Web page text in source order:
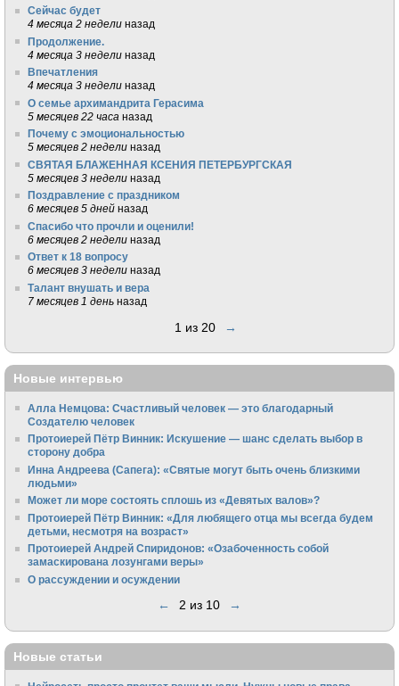
Сейчас будет
4 месяца 2 недели назад
Продолжение.
4 месяца 3 недели назад
Впечатления
4 месяца 3 недели назад
О семье архимандрита Герасима
5 месяцев 22 часа назад
Почему с эмоциональностью
5 месяцев 2 недели назад
СВЯТАЯ БЛАЖЕННАЯ КСЕНИЯ ПЕТЕРБУРГСКАЯ
5 месяцев 3 недели назад
Поздравление с праздником
6 месяцев 5 дней назад
Спасибо что прочли и оценили!
6 месяцев 2 недели назад
Ответ к 18 вопросу
6 месяцев 3 недели назад
Талант внушать и вера
7 месяцев 1 день назад
1 из 20 →
Новые интервью
Алла Немцова: Счастливый человек — это благодарный
Создателю человек
Протоиерей Пётр Винник: Искушение — шанс сделать выбор в
сторону добра
Инна Андреева (Сапега): «Святые могут быть очень близкими
людьми»
Может ли море состоять сплошь из «Девятых валов»?
Протоиерей Пётр Винник: «Для любящего отца мы всегда будем
детьми, несмотря на возраст»
Протоиерей Андрей Спиридонов: «Озабоченность собой
замаскирована лозунгами веры»
О рассуждении и осуждении
← 2 из 10 →
Новые статьи